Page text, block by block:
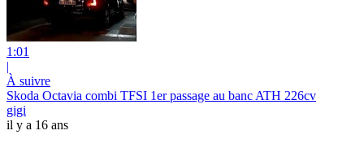
1:01
|
À suivre
Skoda Octavia combi TFSI 1er passage au banc ATH 226cv
gigi
il y a 16 ans